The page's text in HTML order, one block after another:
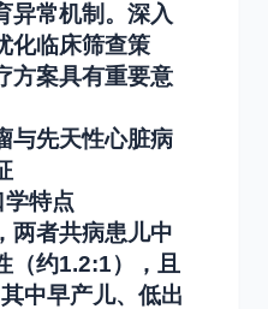
异常机制。深入
化临床筛查策
方案具有重要意
与先天性心脏病
特点
两者共病患儿中
（约1.2:1），且
中早产儿、低出